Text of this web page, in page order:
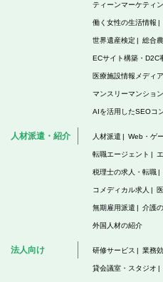
ティーンマーケティ
働く女性の生活情報
世界遺産検定 総合
ECサイト構築・D2C
医療施設情報メディア
マンスリーマンショ
AIを活用したSEOコ
人材派遣・紹介 人材派遣 Web・ゲ
転職エージェント
税理士の求人・転職
コメディカル求人
無期雇用派遣 介護
外国人材の紹介
法人向け 研修サービス 業務
貸会議室・スタジオ